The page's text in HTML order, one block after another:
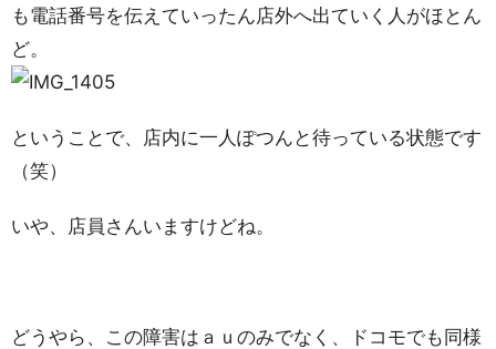
も電話番号を伝えていったん店外へ出ていく人がほとん
ど。
ということで、店内に一人ぽつんと待っている状態です
（笑）
いや、店員さんいますけどね。
どうやら、この障害はａｕのみでなく、ドコモでも同様